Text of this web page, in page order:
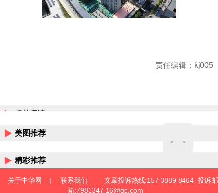
责任编辑：kj005
相关阅读
美图推荐
精彩推荐
关于中华网 | 联系我们
文章投诉热线:157 3889 8464 投诉邮
箱:7983347 16@qq.com